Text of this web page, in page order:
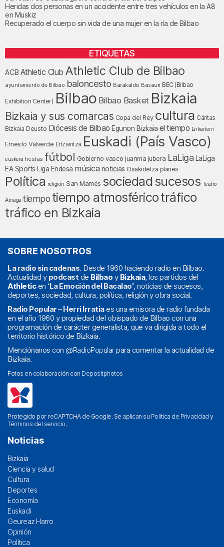
Heridas dos personas en un accidente entre tres vehículos en la A8
en Muskiz
Recuperado el cuerpo sin vida de una mujer en la ría de Bilbao
ETIQUETAS
ACB Athletic Club Athletic Club de Bilbao
ayuntamiento de Bilbao baloncesto Barakaldo Basauri BEC (Bilbao
Exhibition Center) Bilbao Bilbao Basket Bizkaia
Bizkaia y sus comarcas Copa del Rey cultura Cáritas
Bizkaia Deusto Diócesis de Bilbao Egunon Bizkaia el tiempo Enkarterri
Ernesto Valverde Ertzaintza Euskadi (País Vasco)
euskera fiestas fútbol Gobierno vasco juanma jubera LaLiga LaLiga
EA Sports Liga Endesa música noticias Osakidetza planes
Política religión San Mamés sociedad sucesos Teatro
Arriaga tiempo tiempo atmosféricotráfico
tráfico en Bizkaia
SOBRE NOSOTROS
La radio sin cadenas. Desde 1960 haciendo radio en Bilbao.
Actualidad y podcast de Bilbao y Bizkaia, los partidos del
Athleticen ‘La Emoción del Bacalao’, noticias de sucesos,
deportes, sociedad, cultura, política, religión y obra social.
Radio Popular – Herri Irratiaes una emisora de radio fundada
en el año 1960 y propiedad del obispado de Bilbao con una
programación de carácter generalista, que va dirigida a todo el
territorio histórico de Bizkaia.
Menciónanos con @RadioPopularpara comentar la actualidad de
Bizkaia.
Fotos en colaboración con Depositphotos
Protegido por reCAPTCHA de Google. Se aplican su Política de Privacidad y
Términos del servicio.
Noticias
Bizkaia
Ciencia y salud
Cultura
Deportes
Economía
Euskadi
Geureaz Harro
Opinión
Política